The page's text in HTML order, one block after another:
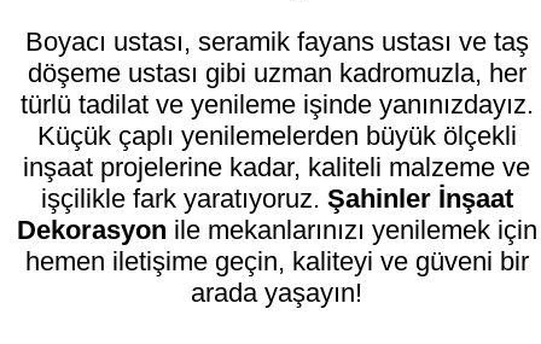
Boyacı ustası, seramik fayans ustası ve taş
döşeme ustası gibi uzman kadromuzla, her
türlü tadilat ve yenileme işinde yanınızdayız.
Küçük çaplı yenilemelerden büyük ölçekli
inşaat projelerine kadar, kaliteli malzeme ve
işçilikle fark yaratıyoruz. Şahinler İnşaat
Dekorasyon ile mekanlarınızı yenilemek için
hemen iletişime geçin, kaliteyi ve güveni bir
arada yaşayın!